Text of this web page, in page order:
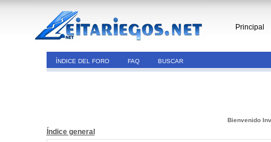
Principal
ÍNDICE DEL FORO FAQ BUSCAR
Bienvenido
Índice general